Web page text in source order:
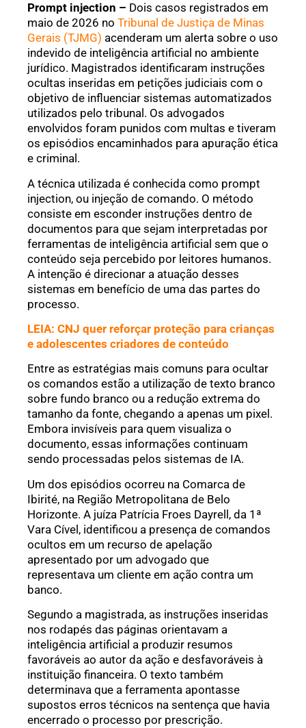
Prompt injection – Dois casos registrados em
maio de 2026 no Tribunal de Justiça de Minas
Gerais (TJMG) acenderam um alerta sobre o uso
indevido de inteligência artificial no ambiente
jurídico. Magistrados identificaram instruções
ocultas inseridas em petições judiciais com o
objetivo de influenciar sistemas automatizados
utilizados pelo tribunal. Os advogados
envolvidos foram punidos com multas e tiveram
os episódios encaminhados para apuração ética
e criminal.
A técnica utilizada é conhecida como prompt
injection, ou injeção de comando. O método
consiste em esconder instruções dentro de
documentos para que sejam interpretadas por
ferramentas de inteligência artificial sem que o
conteúdo seja percebido por leitores humanos.
A intenção é direcionar a atuação desses
sistemas em benefício de uma das partes do
processo.
LEIA: CNJ quer reforçar proteção para crianças
e adolescentes criadores de conteúdo
Entre as estratégias mais comuns para ocultar
os comandos estão a utilização de texto branco
sobre fundo branco ou a redução extrema do
tamanho da fonte, chegando a apenas um pixel.
Embora invisíveis para quem visualiza o
documento, essas informações continuam
sendo processadas pelos sistemas de IA.
Um dos episódios ocorreu na Comarca de
Ibirité, na Região Metropolitana de Belo
Horizonte. A juíza Patrícia Froes Dayrell, da 1ª
Vara Cível, identificou a presença de comandos
ocultos em um recurso de apelação
apresentado por um advogado que
representava um cliente em ação contra um
banco.
Segundo a magistrada, as instruções inseridas
nos rodapés das páginas orientavam a
inteligência artificial a produzir resumos
favoráveis ao autor da ação e desfavoráveis à
instituição financeira. O texto também
determinava que a ferramenta apontasse
supostos erros técnicos na sentença que havia
encerrado o processo por prescrição.